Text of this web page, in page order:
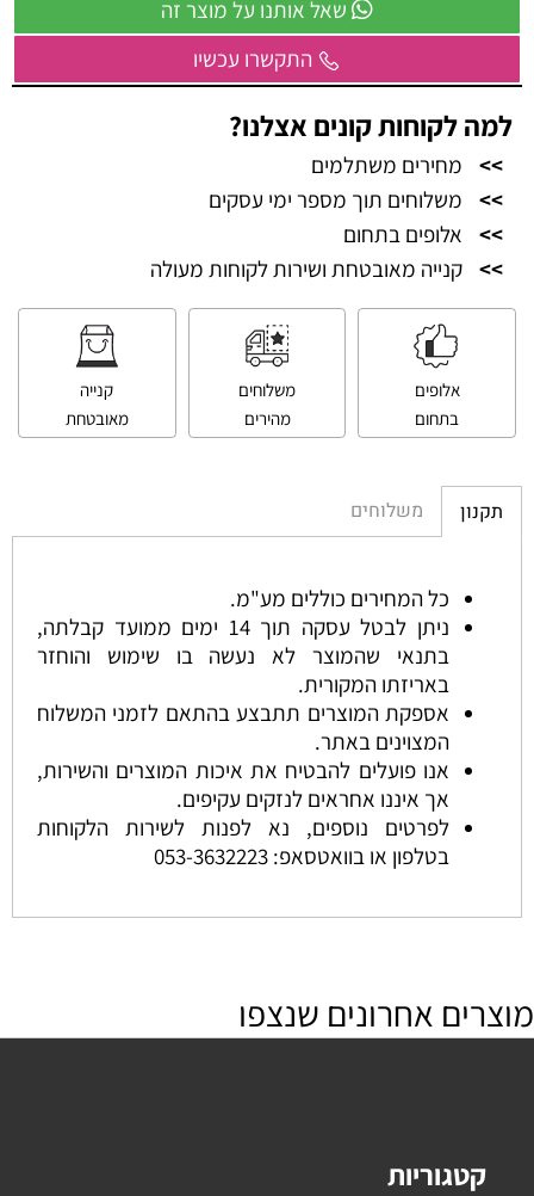
שאל אותנו על מוצר זה
התקשרו עכשיו
למה לקוחות קונים אצלנו?
>>
מחירים משתלמים
>>
משלוחים תוך מספר ימי עסקים
>>
אלופים בתחום
>> קנייה מאובטחת ושירות לקוחות מעולה
אלופים
בתחום
משלוחים
מהירים
קנייה
מאובטחת
תקנון משלוחים
כל המחירים כוללים מע"מ.
ניתן לבטל עסקה תוך 14 ימים ממועד קבלתה,
בתנאי שהמוצר לא נעשה בו שימוש והוחזר
באריזתו המקורית.
אספקת המוצרים תתבצע בהתאם לזמני המשלוח
המצוינים באתר.
אנו פועלים להבטיח את איכות המוצרים והשירות,
אך איננו אחראים לנזקים עקיפים.
לפרטים נוספים, נא לפנות לשירות הלקוחות
בטלפון או בוואטסאפ: 053-3632223
מוצרים אחרונים שנצפו
קטגוריות